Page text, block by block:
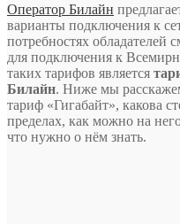
Оператор Билайн
варианты подключения к
потребностях обладателей
для подключения к
таких тарифов является
Билайн. Ниже мы
тариф «Гигабайт», какова
пределах, как можно на
что нужно о нём знать.